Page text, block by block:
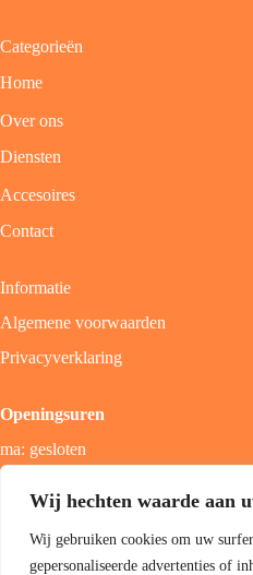
Wij hechten waarde aan
Wij gebruiken cookies om uw
gepersonaliseerde advertenties of
Categorieën
Home
Over ons
Diensten
Accesoires
Contact
Informatie
Algemene voorwaarden
Privacyverklaring
Openingsuren
ma: gesloten
zon; gesloten